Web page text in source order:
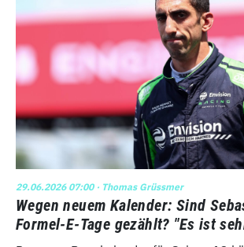
29.06.2026 07:00· Thomas Grüssmer
Wegen neuem Kalender: Sind
Formel-E-Tage gezählt? "Es ist